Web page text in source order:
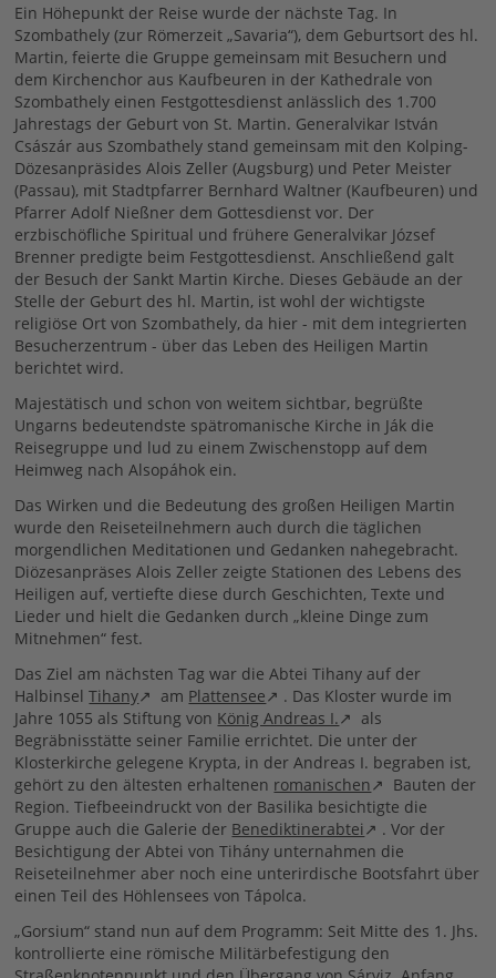
Ein Höhepunkt der Reise wurde der nächste Tag. In
Szombathely (zur Römerzeit „Savaria“), dem Geburtsort des hl.
Martin, feierte die Gruppe gemeinsam mit Besuchern und
dem Kirchenchor aus Kaufbeuren in der Kathedrale von
Szombathely einen Festgottesdienst anlässlich des 1.700
Jahrestags der Geburt von St. Martin. Generalvikar István
Császár aus Szombathely stand gemeinsam mit den Kolping-
Dözesanpräsides Alois Zeller (Augsburg) und Peter Meister
(Passau), mit Stadtpfarrer Bernhard Waltner (Kaufbeuren) und
Pfarrer Adolf Nießner dem Gottesdienst vor. Der
erzbischöfliche Spiritual und frühere Generalvikar József
Brenner predigte beim Festgottesdienst. Anschließend galt
der Besuch der Sankt Martin Kirche. Dieses Gebäude an der
Stelle der Geburt des hl. Martin, ist wohl der wichtigste
religiöse Ort von Szombathely, da hier - mit dem integrierten
Besucherzentrum - über das Leben des Heiligen Martin
berichtet wird.
Majestätisch und schon von weitem sichtbar, begrüßte
Ungarns bedeutendste spätromanische Kirche in Ják die
Reisegruppe und lud zu einem Zwischenstopp auf dem
Heimweg nach Alsopáhok ein.
Das Wirken und die Bedeutung des großen Heiligen Martin
wurde den Reiseteilnehmern auch durch die täglichen
morgendlichen Meditationen und Gedanken nahegebracht.
Diözesanpräses Alois Zeller zeigte Stationen des Lebens des
Heiligen auf, vertiefte diese durch Geschichten, Texte und
Lieder und hielt die Gedanken durch „kleine Dinge zum
Mitnehmen“ fest.
Das Ziel am nächsten Tag war die Abtei Tihany auf der
HalbinselTihany am Plattensee
. Das Kloster wurde im
Jahre 1055 als Stiftung von König Andreas I.
als
Begräbnisstätte seiner Familie errichtet. Die unter der
Klosterkirche gelegene Krypta, in der Andreas I. begraben ist,
gehört zu den ältesten erhaltenen romanischen
Bauten der
Region. Tiefbeeindruckt von der Basilika besichtigte die
Gruppe auch die Galerie der Benediktinerabtei
. Vor der
Besichtigung der Abtei von Tihány unternahmen die
Reiseteilnehmer aber noch eine unterirdische Bootsfahrt über
einen Teil des Höhlensees von Tápolca.
„Gorsium“ stand nun auf dem Programm: Seit Mitte des 1. Jhs.
kontrollierte eine römische Militärbefestigung den